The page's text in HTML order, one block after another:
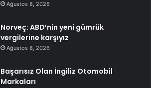
Ağustos 8, 2026
Norveç: ABD’nin yeni gümrük
vergilerine karşıyız
Ağustos 8, 2026
Başarısız Olan İngiliz Otomobil
Markaları